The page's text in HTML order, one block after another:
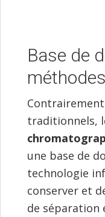
Base de
traditionnels,
une base de
technologie
conserver et
de séparation